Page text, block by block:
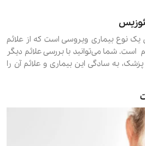
یک نوع بیماری ویروسی است که از علائم
است. شما می‌توانید با بررسی علائم دیگر
به سادگی این بیماری و علائم آن را